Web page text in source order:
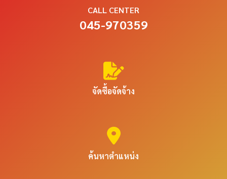
CALL CENTER
045-970359
จัดซื้อจัดจ้าง
ค้นหาตำแหน่ง